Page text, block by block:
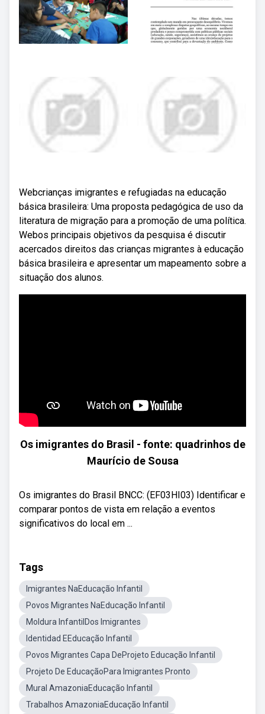
Webcrianças imigrantes e refugiadas na educação
básica brasileira: Uma proposta pedagógica de uso da
literatura de migração para a promoção de uma política.
Webos principais objetivos da pesquisa é discutir
acercados direitos das crianças migrantes à educação
básica brasileira e apresentar um mapeamento sobre a
situação dos alunos.
Os imigrantes do Brasil - fonte: quadrinhos de
Maurício de Sousa
Os imigrantes do Brasil BNCC: (EF03HI03) Identificar e
comparar pontos de vista em relação a eventos
significativos do local em ...
Tags
Imigrantes NaEducação Infantil
Povos Migrantes NaEducação Infantil
Moldura InfantilDos Imigrantes
Identidad EEducação Infantil
Povos Migrantes Capa DeProjeto Educação Infantil
Projeto De EducaçãoPara Imigrantes Pronto
Mural AmazoniaEducação Infantil
Trabalhos AmazoniaEducação Infantil